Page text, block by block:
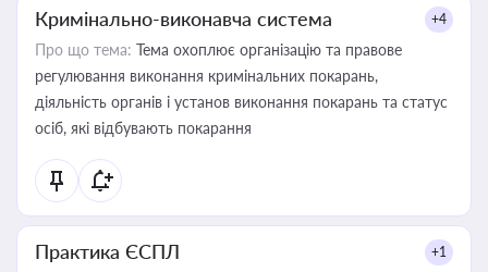
Кримінально-виконавча система +4
Про що тема: Тема охоплює організацію та правове
регулювання виконання кримінальних покарань,
діяльність органів і установ виконання покарань та статус
осіб, які відбувають покарання
Практика ЄСПЛ +1